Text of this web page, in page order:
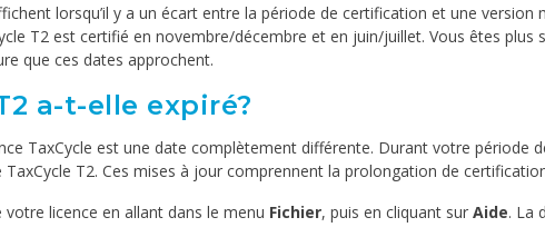
lorsqu’il y a un écart entre la période de certification et une version
T2 est certifié en novembre/décembre et en juin/juillet. Vous êtes plus
que ces dates approchent.
a-t-elle expiré?
TaxCycle est une date complètement différente. Durant votre période
T2. Ces mises à jour comprennent la prolongation de
licence en allant dans le menu Fichier, puis en cliquant sur Aide. La